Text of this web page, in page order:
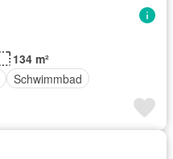
134 m²
Schwimmbad